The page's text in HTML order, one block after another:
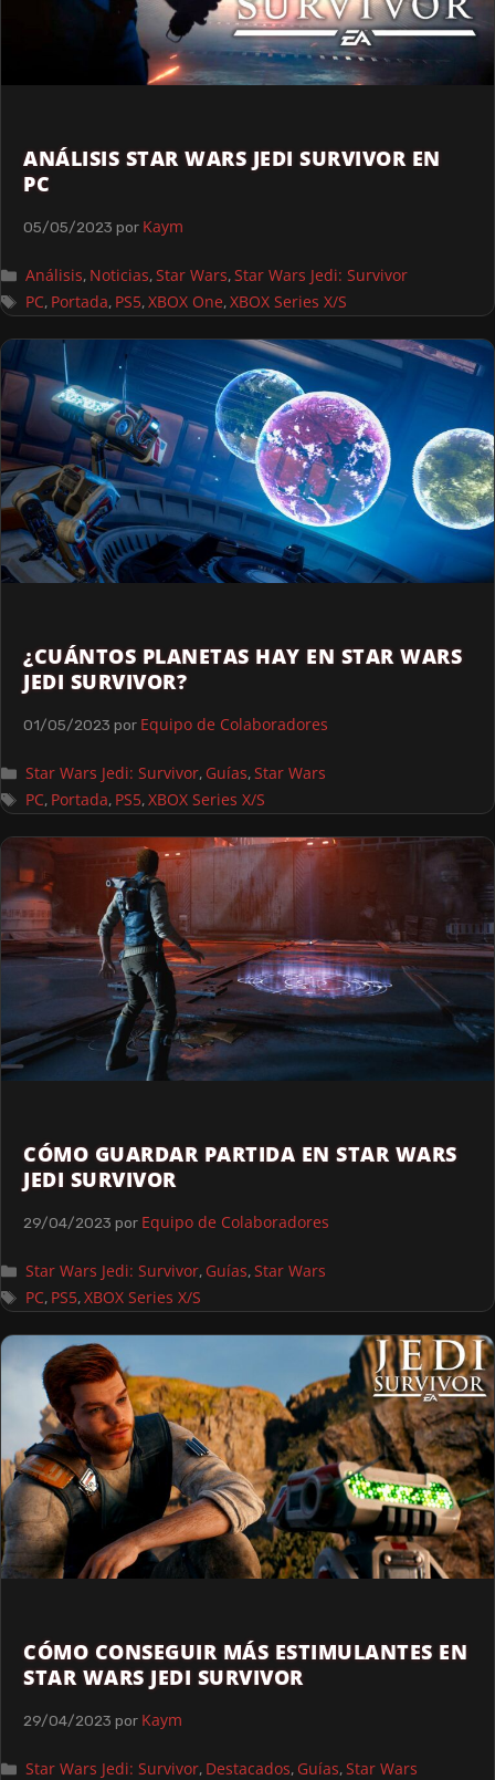
ANÁLISIS STAR WARS JEDI SURVIVOR EN
PC
05/05/2023 por Kaym
Análisis, Noticias,Star Wars,Star Wars Jedi: Survivor
PC, Portada, PS5,XBOX One,XBOX Series X/S
¿CUÁNTOS PLANETAS HAY EN STAR WARS
JEDI SURVIVOR?
01/05/2023 por Equipo de Colaboradores
Star Wars Jedi: Survivor, Guías,Star Wars
PC, Portada, PS5,XBOX Series X/S
CÓMO GUARDAR PARTIDA EN STAR WARS
JEDI SURVIVOR
29/04/2023 por Equipo de Colaboradores
Star Wars Jedi: Survivor, Guías,Star Wars
PC, PS5,XBOX Series X/S
CÓMO CONSEGUIR MÁS ESTIMULANTES EN
STAR WARS JEDI SURVIVOR
29/04/2023 por Kaym
Star Wars Jedi: Survivor, Destacados, Guías,Star Wars